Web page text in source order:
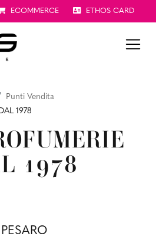
ECOMMERCE ETHOS CARD
Punti Vendita
1978
1978
PESARO